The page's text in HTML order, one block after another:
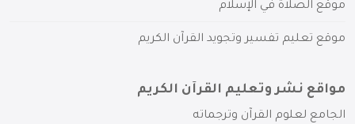
موقع الصلاة في الإسلام
موقع تعليم تفسير وتجويد القرآن الكريم
مواقع نشر وتعليم القرآن الكريم
الجامع لعلوم القرآن وترجماته